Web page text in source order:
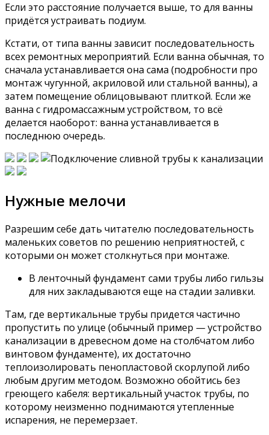
Если это расстояние получается выше, то для ванны
придётся устраивать подиум.
Кстати, от типа ванны зависит последовательность
всех ремонтных мероприятий. Если ванна обычная, то
сначала устанавливается она сама (подробности про
монтаж чугунной, акриловой или стальной ванны), а
затем помещение облицовывают плиткой. Если же
ванна с гидромассажным устройством, то всё
делается наоборот: ванна устанавливается в
последнюю очередь.
Нужные мелочи
Разрешим себе дать читателю последовательность
маленьких советов по решению неприятностей, с
которыми он может столкнуться при монтаже.
В ленточный фундамент сами трубы либо гильзы
для них закладываются еще на стадии заливки.
Там, где вертикальные трубы придется частично
пропустить по улице (обычный пример — устройство
канализации в древесном доме на столбчатом либо
винтовом фундаменте), их достаточно
теплоизолировать пенопластовой скорлупой либо
любым другим методом. Возможно обойтись без
греющего кабеля: вертикальный участок трубы, по
которому неизменно поднимаются утепленные
испарения, не перемерзает.